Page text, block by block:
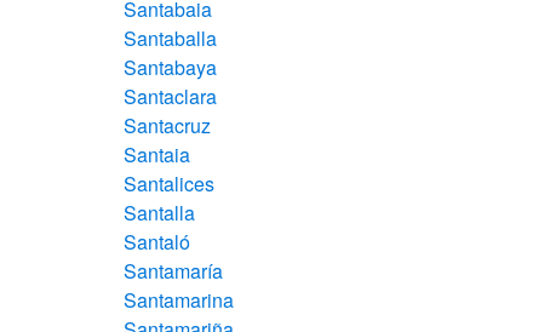
Santabaia
Santaballa
Santabaya
Santaclara
Santacruz
Santaia
Santalices
Santalla
Santaló
Santamaría
Santamarina